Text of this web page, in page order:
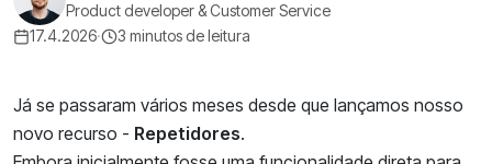
Product developer & Customer Service
17.4.2026· 3 minutos de leitura
Já se passaram vários meses desde que lançamos nosso
novo recurso - Repetidores.